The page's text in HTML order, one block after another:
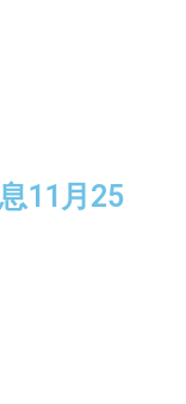
11月25